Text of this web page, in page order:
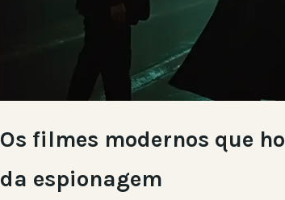
Os filmes modernos que
da espionagem